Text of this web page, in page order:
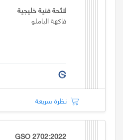
لائحة فنية خليجية
فاكهة الباملو
نظرة سريعة
GSO 2702:2022